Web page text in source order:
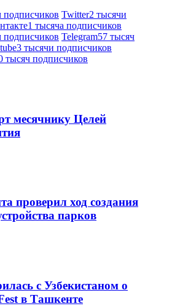
подписчиков Twitter2 тысячи
1 тысяча подписчиков
подписчиков Telegram57 тысяч
3 тысячи подписчиков
тысяч подписчиков
месячнику Целей
проверил ход создания
парков
с Узбекистаном о
в Ташкенте